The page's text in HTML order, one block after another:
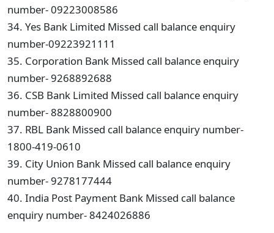
number- 09223008586
34. Yes Bank Limited Missed call balance enquiry
number-09223921111
35. Corporation Bank Missed call balance enquiry
number- 9268892688
36. CSB Bank Limited Missed call balance enquiry
number- 8828800900
37. RBL Bank Missed call balance enquiry number-
1800-419-0610
39. City Union Bank Missed call balance enquiry
number- 9278177444
40. India Post Payment Bank Missed call balance
enquiry number- 8424026886